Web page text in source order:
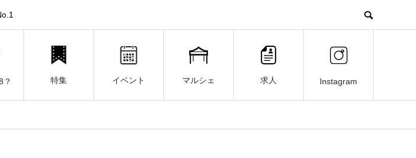
？ 特集 イベント マルシェ 求人 Instagram